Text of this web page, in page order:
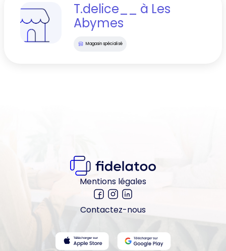
T.delice__ à Les
Abymes
Magasin spécialisé
Mentions légales
Contactez-nous